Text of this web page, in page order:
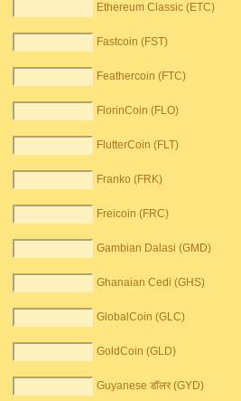
Ethereum Classic (ETC)
Fastcoin (FST)
Feathercoin (FTC)
FlorinCoin (FLO)
FlutterCoin (FLT)
Franko (FRK)
Freicoin (FRC)
Gambian Dalasi (GMD)
Ghanaian Cedi (GHS)
GlobalCoin (GLC)
GoldCoin (GLD)
Guyanese डॉलर (GYD)